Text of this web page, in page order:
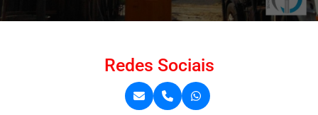
Redes Sociais